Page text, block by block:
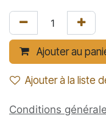
Ajouter au
Ajouter à la liste
Conditions